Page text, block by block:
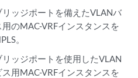
ッジポートを備えたVLANバ
のMAC-VRFインスタンスを
。
ッジポートを使用したVLAN
用MAC-VRFインスタンスを